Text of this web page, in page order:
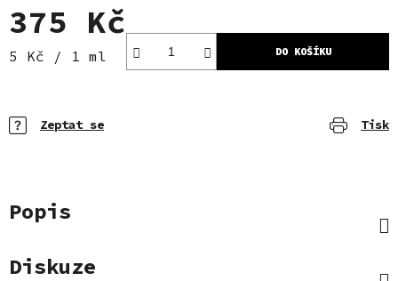
375 Kč
Měrná cena:
5 Kč / 1 ml DO KOŠÍKU
Tisk
Zeptat se
Popis
Diskuze